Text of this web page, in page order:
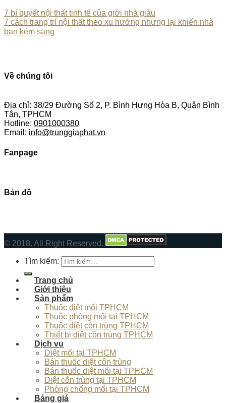
7 bí quyết nội thất tinh tế của giới nhà giàu
7 cách trang trí nội thất theo xu hướng nhưng lại khiến nhà
bạn kém sang
Về chúng tôi
Địa chỉ: 38/29 Đường Số 2, P. Bình Hưng Hòa B, Quận Bình
Tân, TPHCM
Hotline: 0901000380
Email: info@trunggiaphat.vn
Fanpage
Bản đồ
© 2018. All Right Reserved.
Tìm kiếm:
Trang chủ
Giới thiệu
Sản phẩm
Thuốc diệt mối TPHCM
Thuốc phòng mối tại TPHCM
Thuốc diệt côn trùng TPHCM
Thiết bị diệt côn trùng TPHCM
Dịch vụ
Diệt mối tại TPHCM
Bán thuốc diệt côn trùng
Bán thuốc diệt mối tại TPHCM
Diệt côn trùng tại TPHCM
Phòng chống mối tại TPHCM
Bảng giá